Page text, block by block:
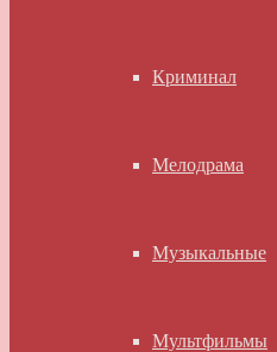
Криминал
Мелодрама
Музыкальные
Мультфильмы